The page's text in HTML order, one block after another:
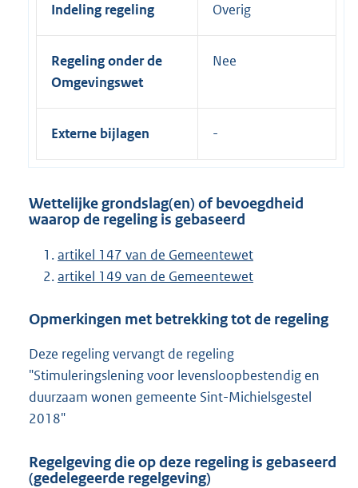
Indeling regeling Overig
Regeling onder de
Omgevingswet
Nee
Externe bijlagen
Wettelijke grondslag(en) of bevoegdheid
waarop de regeling is gebaseerd
artikel 147 van de Gemeentewet
artikel 149 van de Gemeentewet
Opmerkingen met betrekking tot de regeling
Deze regeling vervangt de regeling
"Stimuleringslening voor levensloopbestendig en
duurzaam wonen gemeente Sint-Michielsgestel
2018"
Regelgeving die op deze regeling is gebaseerd
(gedelegeerde regelgeving)